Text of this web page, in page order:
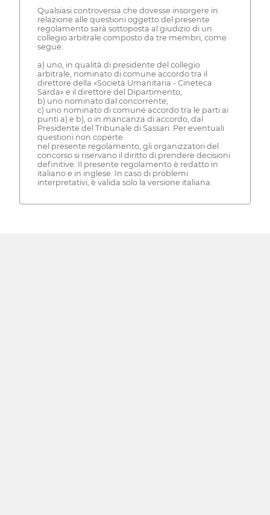
Qualsiasi controversia che dovesse insorgere in
relazione alle questioni oggetto del presente
regolamento sarà sottoposta al giudizio di un
collegio arbitrale composto da tre membri, come
segue:
a) uno, in qualità di presidente del collegio
arbitrale, nominato di comune accordo tra il
direttore della «Società Umanitaria - Cineteca
Sarda» e il direttore del Dipartimento;
b) uno nominato dal concorrente;
c) uno nominato di comune accordo tra le parti ai
punti a) e b), o in mancanza di accordo, dal
Presidente del Tribunale di Sassari. Per eventuali
questioni non coperte
nel presente regolamento, gli organizzatori del
concorso si riservano il diritto di prendere decisioni
definitive. Il presente regolamento è redatto in
italiano e in inglese. In caso di problemi
interpretativi, è valida solo la versione italiana.